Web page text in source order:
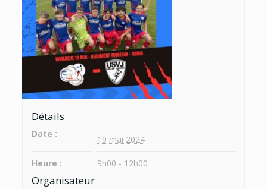
Détails
Date :
19 mai 2024
Heure : 9h00 - 12h00
Organisateur